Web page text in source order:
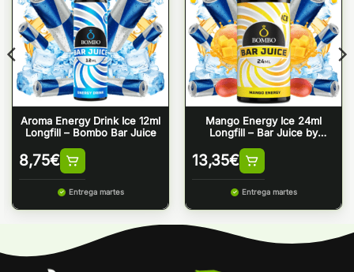
Aroma Energy Drink Ice 12ml
Longfill – Bombo Bar Juice
8,75€
Entrega martes
Mango Energy Ice 24ml
Longfill – Bar Juice by
13,35€
Entrega martes